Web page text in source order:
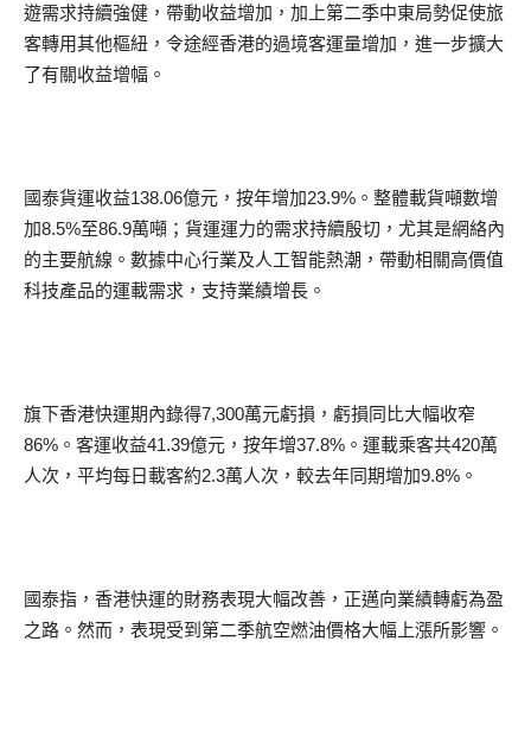
遊需求持續強健，帶動收益增加，加上第二季中東局勢促使旅
客轉用其他樞紐，令途經香港的過境客運量增加，進一步擴大
了有關收益增幅。
國泰貨運收益138.06億元，按年增加23.9%。整體載貨噸數增
加8.5%至86.9萬噸；貨運運力的需求持續殷切，尤其是網絡內
的主要航線。數據中心行業及人工智能熱潮，帶動相關高價值
科技產品的運載需求，支持業績增長。
旗下香港快運期內錄得7,300萬元虧損，虧損同比大幅收窄
86%。客運收益41.39億元，按年增37.8%。運載乘客共420萬
人次，平均每日載客約2.3萬人次，較去年同期增加9.8%。
國泰指，香港快運的財務表現大幅改善，正邁向業績轉虧為盈
之路。然而，表現受到第二季航空燃油價格大幅上漲所影響。